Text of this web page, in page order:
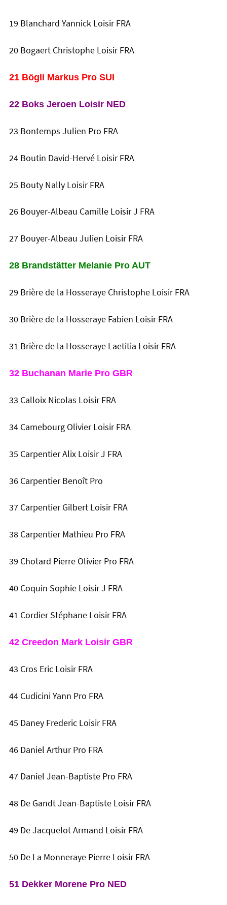
19 Blanchard Yannick Loisir FRA
20 Bogaert Christophe Loisir FRA
21 Bögli Markus Pro SUI
22 Boks Jeroen Loisir NED
23 Bontemps Julien Pro FRA
24 Boutin David-Hervé Loisir FRA
25 Bouty Nally Loisir FRA
26 Bouyer-Albeau Camille Loisir J FRA
27 Bouyer-Albeau Julien Loisir FRA
28 Brandstätter Melanie Pro AUT
29 Brière de la Hosseraye Christophe Loisir FRA
30 Brière de la Hosseraye Fabien Loisir FRA
31 Brière de la Hosseraye Laetitia Loisir FRA
32 Buchanan Marie Pro GBR
33 Calloix Nicolas Loisir FRA
34 Camebourg Olivier Loisir FRA
35 Carpentier Alix Loisir J FRA
36 Carpentier Benoît Pro
37 Carpentier Gilbert Loisir FRA
38 Carpentier Mathieu Pro FRA
39 Chotard Pierre Olivier Pro FRA
40 Coquin Sophie Loisir J FRA
41 Cordier Stéphane Loisir FRA
42 Creedon Mark Loisir GBR
43 Cros Eric Loisir FRA
44 Cudicini Yann Pro FRA
45 Daney Frederic Loisir FRA
46 Daniel Arthur Pro FRA
47 Daniel Jean-Baptiste Pro FRA
48 De Gandt Jean-Baptiste Loisir FRA
49 De Jacquelot Armand Loisir FRA
50 De La Monneraye Pierre Loisir FRA
51 Dekker Morene Pro NED